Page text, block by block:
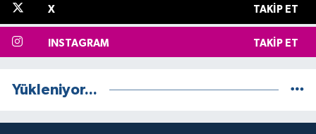
X TAKIP ET
INSTAGRAM TAKIP ET
Yükleniyor...